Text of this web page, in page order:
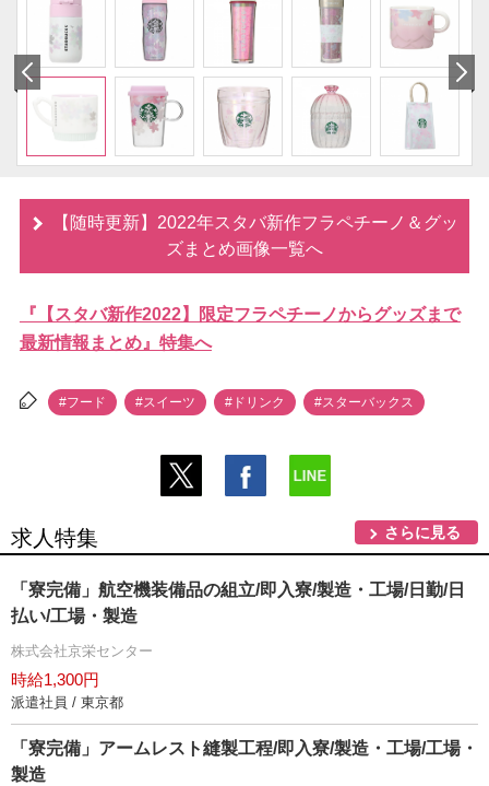
【随時更新】2022年スタバ新作フラペチーノ＆グッ
ズまとめ画像一覧へ
『【スタバ新作2022】限定フラペチーノからグッズまで
最新情報まとめ』特集へ
#フード #スイーツ #ドリンク #スターバックス
求人特集 さらに見る
「寮完備」航空機装備品の組立/即入寮/製造・工場/日勤/日
払い/工場・製造
株式会社京栄センター
時給1,300円
派遣社員 / 東京都
「寮完備」アームレスト縫製工程/即入寮/製造・工場/工場・
製造